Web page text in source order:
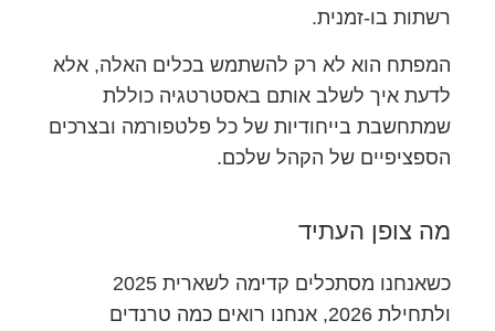
רשתות בו-זמנית.
המפתח הוא לא רק להשתמש בכלים האלה, אלא
לדעת איך לשלב אותם באסטרטגיה כוללת
שמתחשבת בייחודיות של כל פלטפורמה ובצרכים
הספציפיים של הקהל שלכם.
מה צופן העתיד
כשאנחנו מסתכלים קדימה לשארית 2025
ולתחילת 2026, אנחנו רואים כמה טרנדים